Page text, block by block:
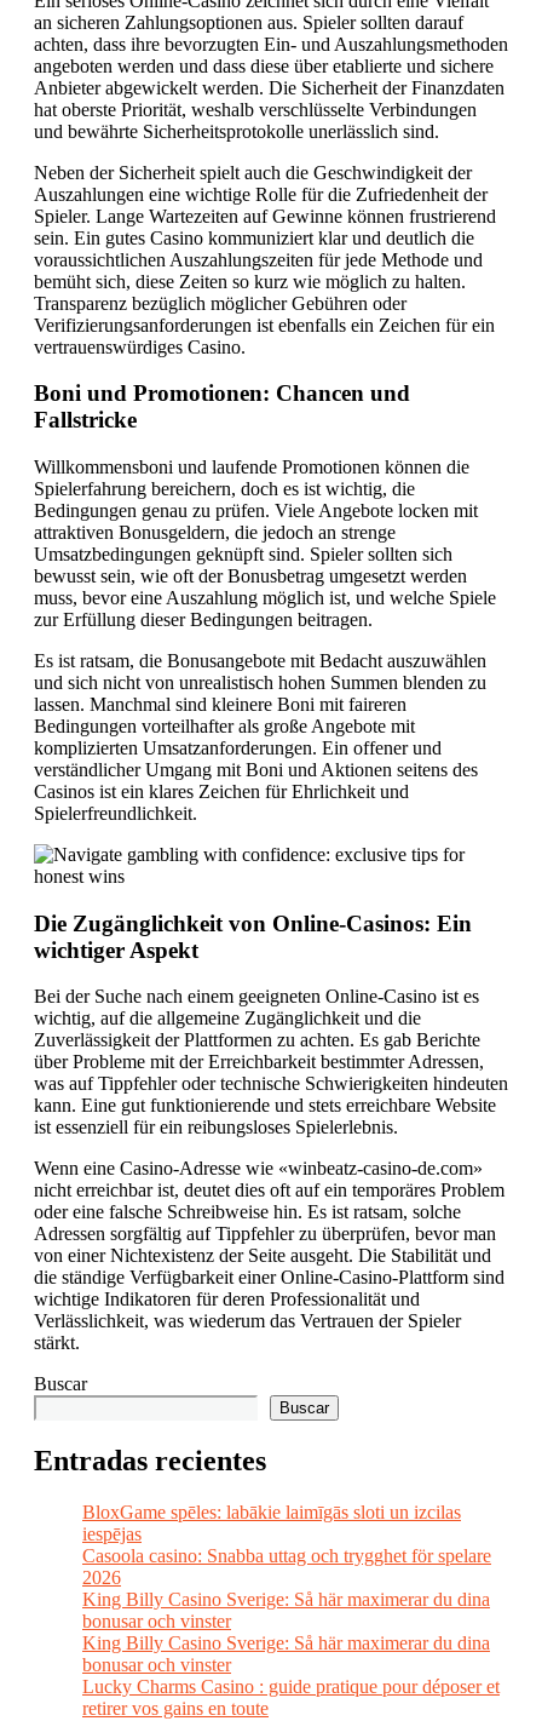
an sicheren Zahlungsoptionen aus. Spieler sollten darauf
achten, dass ihre bevorzugten Ein- und Auszahlungsmethoden
angeboten werden und dass diese über etablierte und sichere
Anbieter abgewickelt werden. Die Sicherheit der Finanzdaten
hat oberste Priorität, weshalb verschlüsselte Verbindungen
und bewährte Sicherheitsprotokolle unerlässlich sind.
Neben der Sicherheit spielt auch die Geschwindigkeit der
Auszahlungen eine wichtige Rolle für die Zufriedenheit der
Spieler. Lange Wartezeiten auf Gewinne können frustrierend
sein. Ein gutes Casino kommuniziert klar und deutlich die
voraussichtlichen Auszahlungszeiten für jede Methode und
bemüht sich, diese Zeiten so kurz wie möglich zu halten.
Transparenz bezüglich möglicher Gebühren oder
Verifizierungsanforderungen ist ebenfalls ein Zeichen für ein
vertrauenswürdiges Casino.
Boni und Promotionen: Chancen und
Fallstricke
Willkommensboni und laufende Promotionen können die
Spielerfahrung bereichern, doch es ist wichtig, die
Bedingungen genau zu prüfen. Viele Angebote locken mit
attraktiven Bonusgeldern, die jedoch an strenge
Umsatzbedingungen geknüpft sind. Spieler sollten sich
bewusst sein, wie oft der Bonusbetrag umgesetzt werden
muss, bevor eine Auszahlung möglich ist, und welche Spiele
zur Erfüllung dieser Bedingungen beitragen.
Es ist ratsam, die Bonusangebote mit Bedacht auszuwählen
und sich nicht von unrealistisch hohen Summen blenden zu
lassen. Manchmal sind kleinere Boni mit faireren
Bedingungen vorteilhafter als große Angebote mit
komplizierten Umsatzanforderungen. Ein offener und
verständlicher Umgang mit Boni und Aktionen seitens des
Casinos ist ein klares Zeichen für Ehrlichkeit und
Spielerfreundlichkeit.
Die Zugänglichkeit von Online-Casinos: Ein
wichtiger Aspekt
Bei der Suche nach einem geeigneten Online-Casino ist es
wichtig, auf die allgemeine Zugänglichkeit und die
Zuverlässigkeit der Plattformen zu achten. Es gab Berichte
über Probleme mit der Erreichbarkeit bestimmter Adressen,
was auf Tippfehler oder technische Schwierigkeiten hindeuten
kann. Eine gut funktionierende und stets erreichbare Website
ist essenziell für ein reibungsloses Spielerlebnis.
Wenn eine Casino-Adresse wie «winbeatz-casino-de.com»
nicht erreichbar ist, deutet dies oft auf ein temporäres Problem
oder eine falsche Schreibweise hin. Es ist ratsam, solche
Adressen sorgfältig auf Tippfehler zu überprüfen, bevor man
von einer Nichtexistenz der Seite ausgeht. Die Stabilität und
die ständige Verfügbarkeit einer Online-Casino-Plattform sind
wichtige Indikatoren für deren Professionalität und
Verlässlichkeit, was wiederum das Vertrauen der Spieler
stärkt.
Buscar
Buscar
Entradas recientes
BloxGame spēles: labākie laimīgās sloti un izcilas
iespējas
Casoola casino: Snabba uttag och trygghet för spelare
2026
King Billy Casino Sverige: Så här maximerar du dina
bonusar och vinster
King Billy Casino Sverige: Så här maximerar du dina
bonusar och vinster
Lucky Charms Casino : guide pratique pour déposer et
retirer vos gains en toute